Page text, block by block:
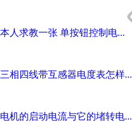
本人求教一张 单按钮控制电...
三相四线带互感器电度表怎样...
电机的启动电流与它的堵转电...